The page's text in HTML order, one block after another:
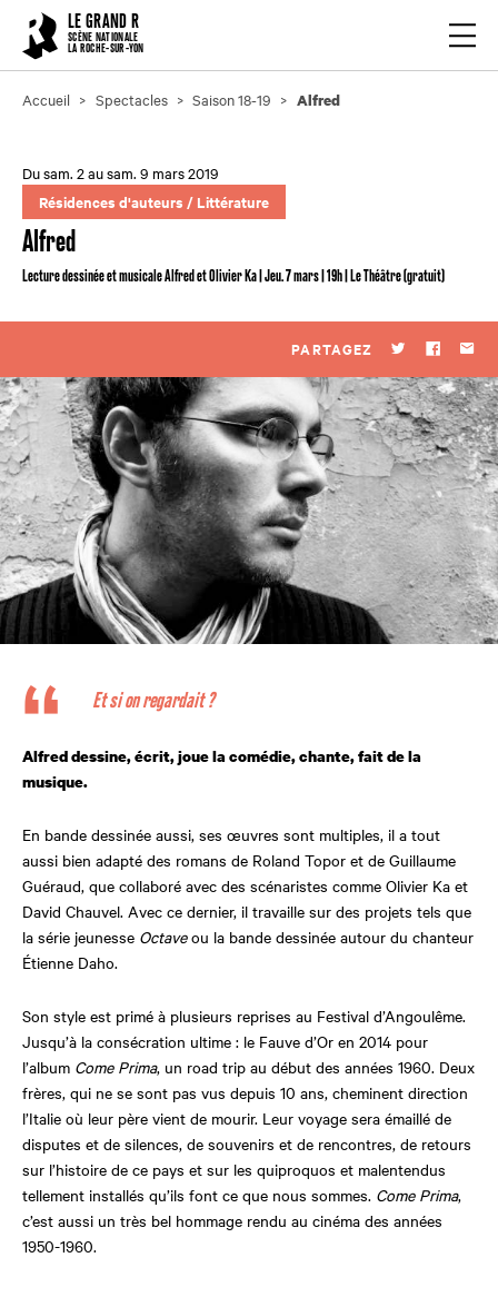
LE GRAND R
SCÈNE NATIONALE
LA ROCHE-SUR-YON
Accueil Spectacles Saison 18-19 Alfred
Du sam. 2 au sam. 9 mars 2019
Résidences d'auteurs / Littérature
Alfred
Lecture dessinée et musicale Alfred et Olivier Ka | Jeu. 7 mars | 19h | Le Théâtre (gratuit)
PARTAGEZ Twitter
Et si on regardait ?
Alfred dessine, écrit, joue la comédie, chante, fait de la
musique.
En bande dessinée aussi, ses œuvres sont multiples, il a tout
aussi bien adapté des romans de Roland Topor et de Guillaume
Guéraud, que collaboré avec des scénaristes comme Olivier Ka et
David Chauvel. Avec ce dernier, il travaille sur des projets tels que
la série jeunesse Octaveou la bande dessinée autour du chanteur
Étienne Daho.
Son style est primé à plusieurs reprises au Festival d’Angoulême.
Jusqu’à la consécration ultime : le Fauve d’Or en 2014 pour
l’album Come Prima, un road trip au début des années 1960. Deux
frères, qui ne se sont pas vus depuis 10 ans, cheminent direction
l’Italie où leur père vient de mourir. Leur voyage sera émaillé de
disputes et de silences, de souvenirs et de rencontres, de retours
sur l’histoire de ce pays et sur les quiproquos et malentendus
tellement installés qu’ils font ce que nous sommes. Come Prima,
c’est aussi un très bel hommage rendu au cinéma des années
1950-1960.
Cookies management panel